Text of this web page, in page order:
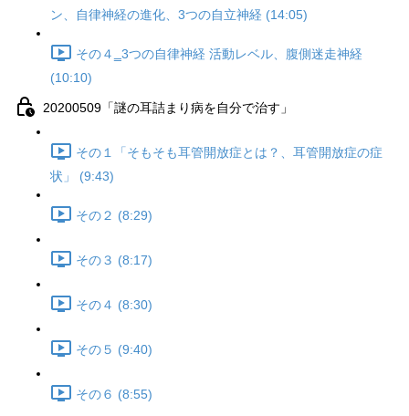
ン、自律神経の進化、3つの自立神経 (14:05)
その４‗3つの自律神経 活動レベル、腹側迷走神経
(10:10)
20200509「謎の耳詰まり病を自分で治す」
その１「そもそも耳管開放症とは？、耳管開放症の症
状」 (9:43)
その２ (8:29)
その３ (8:17)
その４ (8:30)
その５ (9:40)
その６ (8:55)